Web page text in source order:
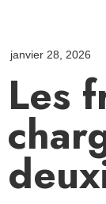
janvier 28, 2026
Les